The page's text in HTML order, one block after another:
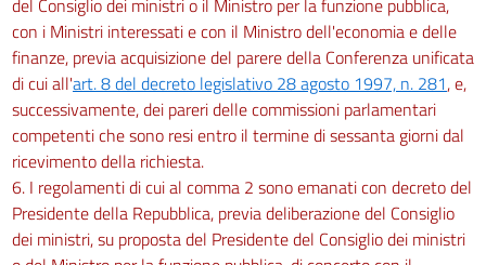
del Consiglio dei ministri o il Ministro per la funzione pubblica,
con i Ministri interessati e con il Ministro dell'economia e delle
finanze, previa acquisizione del parere della Conferenza unificata
di cui all'art. 8 del decreto legislativo 28 agosto 1997, n. 281, e,
successivamente, dei pareri delle commissioni parlamentari
competenti che sono resi entro il termine di sessanta giorni dal
ricevimento della richiesta.
6. I regolamenti di cui al comma 2 sono emanati con decreto del
Presidente della Repubblica, previa deliberazione del Consiglio
dei ministri, su proposta del Presidente del Consiglio dei ministri